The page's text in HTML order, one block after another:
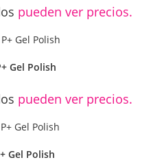
pueden ver precios.
Gel Polish
pueden ver precios.
Gel Polish